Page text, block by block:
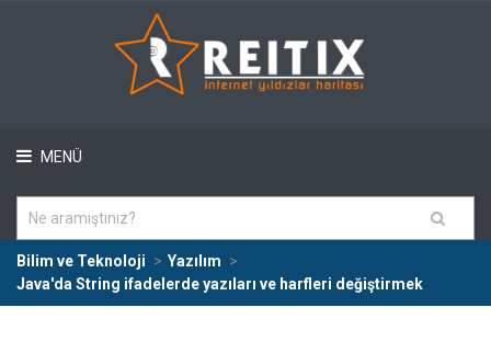
MENÜ
Bilim ve Teknoloji
Yazılım
Java'da String ifadelerde yazıları ve harfleri değiştirmek